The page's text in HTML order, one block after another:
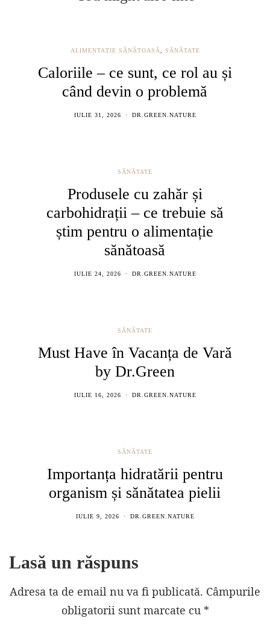
ALIMENTAȚIE SĂNĂTOASĂ SĂNĂTATE
Caloriile – ce sunt, ce rol au și
când devin o problemă
IULIE 31, 2026 DR.GREEN.NATURE
SĂNĂTATE
Produsele cu zahăr și
carbohidrații – ce trebuie să
știm pentru o alimentație
sănătoasă
IULIE 24, 2026 DR.GREEN.NATURE
SĂNĂTATE
Must Have în Vacanța de Vară
by Dr.Green
IULIE 16, 2026 DR.GREEN.NATURE
SĂNĂTATE
Importanța hidratării pentru
organism și sănătatea pielii
IULIE 9, 2026 DR.GREEN.NATURE
Lasă un răspuns
Adresa ta de email nu va fi publicată. Câmpurile
obligatorii sunt marcate cu *